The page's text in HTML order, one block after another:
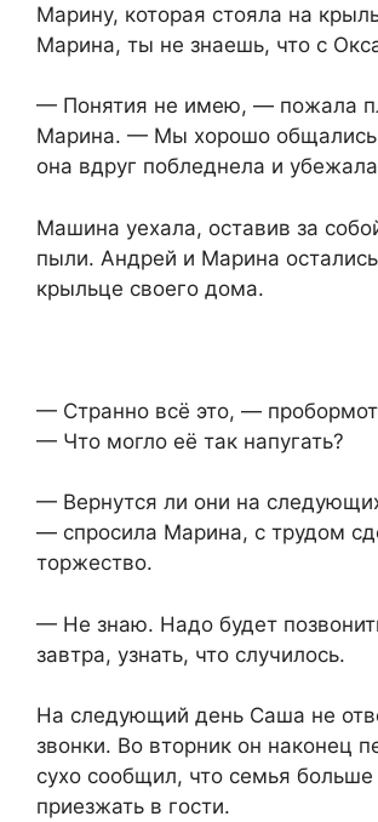
Марину, которая стояла на
Марина, ты не знаешь, что с
— Понятия не имею, — пожала
Марина. — Мы хорошо
она вдруг побледнела и
Машина уехала, оставив за
пыли. Андрей и Марина
крыльце своего дома.
— Странно всё это, —
— Что могло её так напугать?
— Вернутся ли они на
— спросила Марина, с трудом
торжество.
— Не знаю. Надо будет
завтра, узнать, что случилось.
На следующий день Саша не
звонки. Во вторник он наконец
сухо сообщил, что семья больше
приезжать в гости.